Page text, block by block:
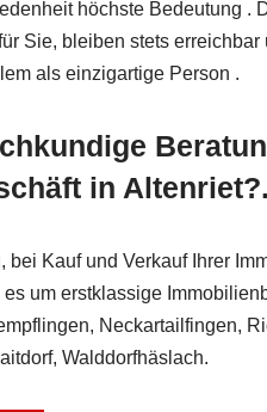
höchste Bedeutung .
Sie, bleiben stets
als einzigartige Person .
in Altenriet?.
bei Kauf und Verkauf Ihrer
um erstklassige
Neckartailfingen,
Walddorfhäslach.